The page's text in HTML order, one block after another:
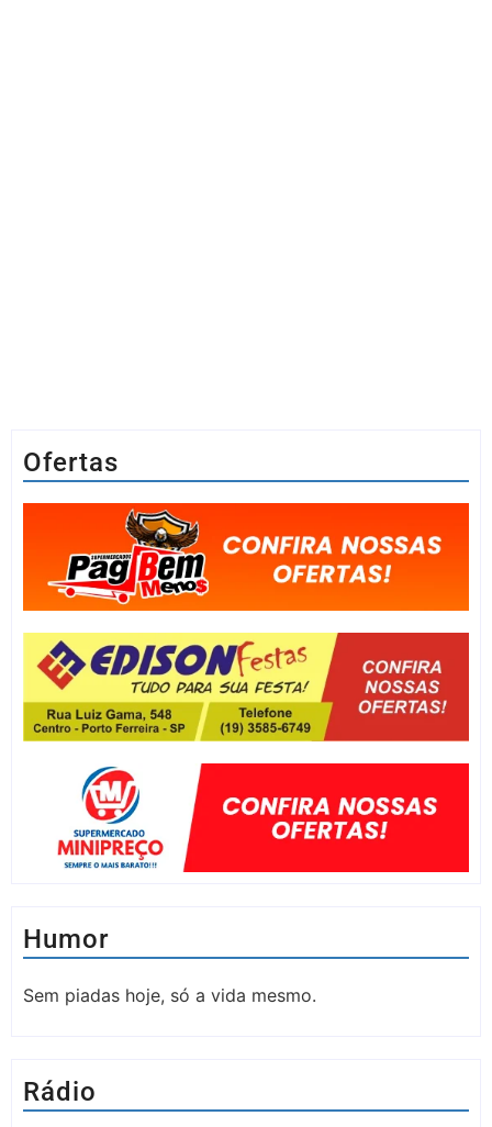
Ofertas
Humor
Sem piadas hoje, só a vida mesmo.
Rádio